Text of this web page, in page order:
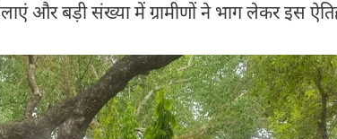
और बड़ी संख्या में ग्रामीणों ने भाग लेकर इस